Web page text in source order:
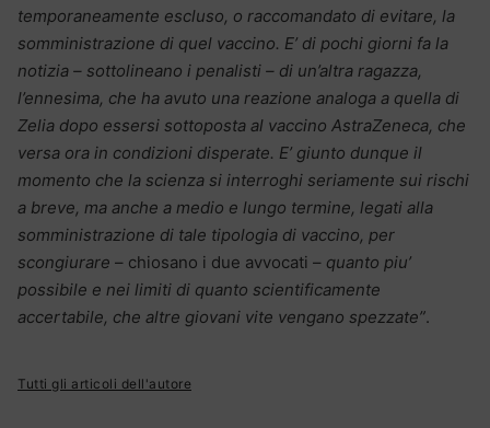
temporaneamente escluso, o raccomandato di evitare, la
somministrazione di quel vaccino. E’ di pochi giorni fa la
notizia – sottolineano i penalisti – di un’altra ragazza,
l’ennesima, che ha avuto una reazione analoga a quella di
Zelia dopo essersi sottoposta al vaccino AstraZeneca, che
versa ora in condizioni disperate. E’ giunto dunque il
momento che la scienza si interroghi seriamente sui rischi
a breve, ma anche a medio e lungo termine, legati alla
somministrazione di tale tipologia di vaccino, per
scongiurare – chiosano i due avvocati – quanto piu’
possibile e nei limiti di quanto scientificamente
accertabile, che altre giovani vite vengano spezzate”.
Tutti gli articoli dell'autore